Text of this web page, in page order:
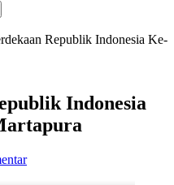
Republik Indonesia Ke-
Indonesia